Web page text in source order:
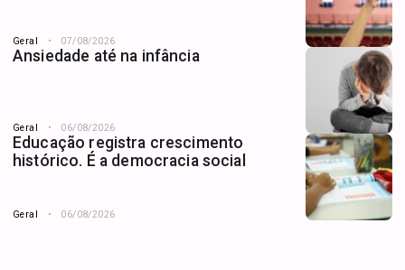
Geral 07/08/2026
Ansiedade até na infância
Geral 06/08/2026
Educação registra crescimento
histórico. É a democracia social
Geral 06/08/2026